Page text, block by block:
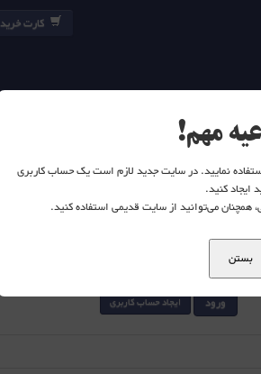
کارت خرید
ورود ایجاد حساب کاربری
مهم!
نمایید. در سایت جدید لازم است یک حساب کاربری
ایجاد کنید.
می‌توانید از سایت قدیمی استفاده کنید.
بستن